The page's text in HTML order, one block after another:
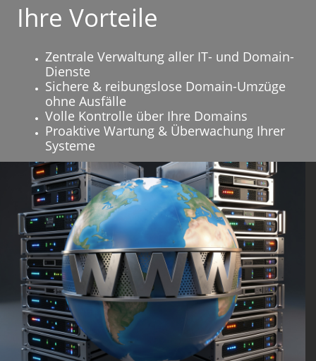
Ihre Vorteile
Zentrale Verwaltung aller IT- und Domain-
Dienste
Sichere & reibungslose Domain-Umzüge
ohne Ausfälle
Volle Kontrolle über Ihre Domains
Proaktive Wartung & Überwachung Ihrer
Systeme